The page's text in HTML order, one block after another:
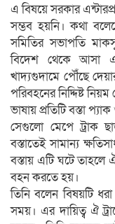
এ বিষয়ে সরকার
সম্ভব হয়নি। কথা
সমিতির সভাপতি
বিদেশ থেকে আসা
খাদ্যগুদামে পৌঁছে
পরিবহনের নিদ্দিষ্ট
ভাষায় প্রতিটি বস্তা
সেগুলো মেপে ট্রাক
বস্তাতেই সামান্য
বস্তায় এটি ঘটে তাহলে
বহন করতে হয়।
তিনি বলেন বিষয়টি
সময়। এর দায়িত্ব ঐ